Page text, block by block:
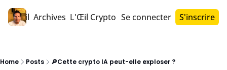
Accueil Archives L'Œil Crypto PRO™Se connecter S'inscrire
Home Posts 🔎Cette crypto IA peut-elle exploser ?